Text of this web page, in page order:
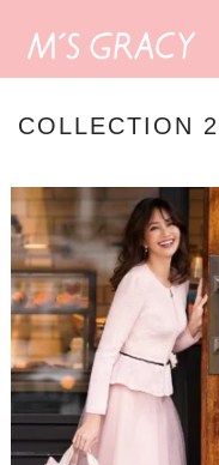
COLLECTION